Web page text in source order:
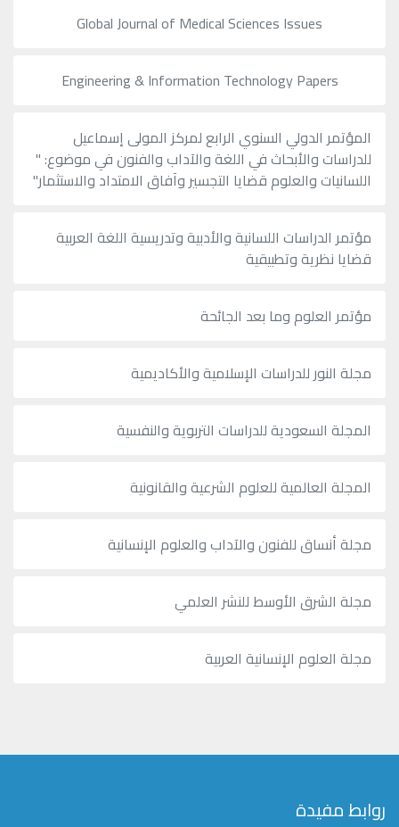
Global Journal of Medical Sciences Issues
Engineering & Information Technology Papers
المؤتمر الدولي السنوي الرابع لمركز المولى إسماعيل
للدراسات والأبحاث في اللغة والآداب والفنون في موضوع: "
اللسانيات والعلوم قضايا التجسير وآفاق الامتداد والاستثمار"
مؤتمر الدراسات اللسانية والأدبية وتدريسية اللغة العربية
قضايا نظرية وتطبيقية
مؤتمر العلوم وما بعد الجائحة
مجلة النور للدراسات الإسلامية والأكاديمية
المجلة السعودية للدراسات التربوية والنفسية
المجلة العالمية للعلوم الشرعية والقانونية
مجلة أنساق للفنون والآداب والعلوم الإنسانية
مجلة الشرق الأوسط للنشر العلمي
مجلة العلوم الإنسانية العربية
روابط مفيدة